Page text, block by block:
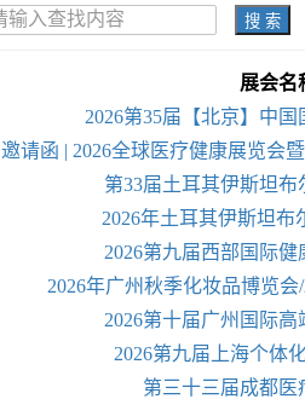
搜 索
展会名
2026第35届【北京】中
邀请函 | 2026全球医疗健康展览会
第33届土耳其伊斯坦
2026年土耳其伊斯坦布
2026第九届西部国际
2026年广州秋季化妆品博览
2026第十届广州国际
2026第九届上海个体
第三十三届成都医